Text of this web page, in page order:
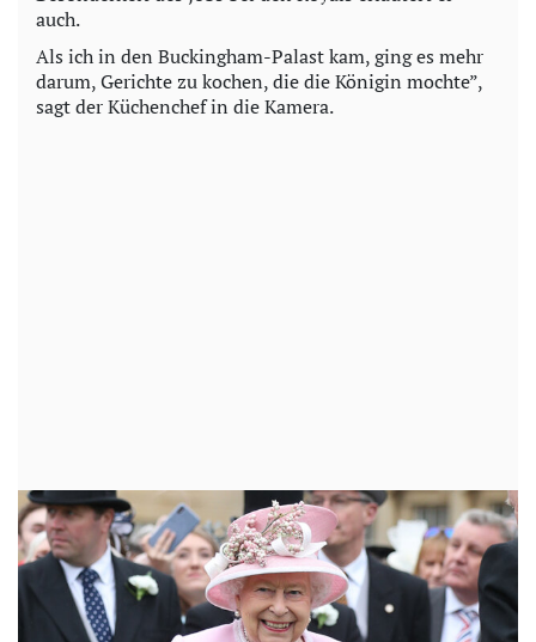
auch.
Als ich in den Buckingham-Palast kam, ging es mehr
darum, Gerichte zu kochen, die die Königin mochte”,
sagt der Küchenchef in die Kamera.